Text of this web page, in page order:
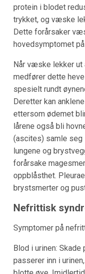
protein i blodet
trykket, og væske
Dette forårsaker
hovedsymptomet
Når væske lekker ut
medfører dette
spesielt rundt
Deretter kan
ettersom ødemet
lårene også bli
(ascites) samle seg
lungene og
forårsake
oppblåsthet.
brystsmerter og
Nefrittisk
Symptomer på
Blod i urinen:
passerer inn i